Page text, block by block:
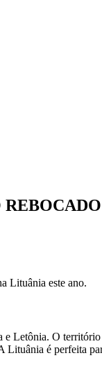
Lituânia este ano.
Letônia. O
é perfeita